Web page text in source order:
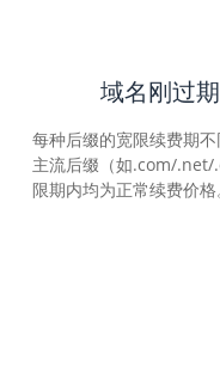
域名刚过
每种后缀的宽限续费期
主流后缀（如.com/.net/
限期内均为正常续费价格